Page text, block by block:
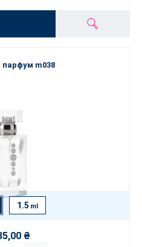
парфум m038
1.5 ml
₴